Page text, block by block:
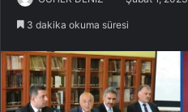
3 dakika okuma süresi